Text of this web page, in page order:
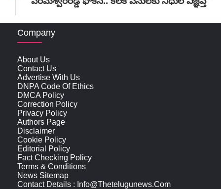
Company
About Us
Contact Us
Advertise With Us
DNPA Code Of Ethics
DMCA Policy
Correction Policy
Privacy Policy
Authors Page
Disclaimer
Cookie Policy
Editorial Policy
Fact Checking Policy
Terms & Conditions
News Sitemap
Contact Details : Info@thetelugunews.com